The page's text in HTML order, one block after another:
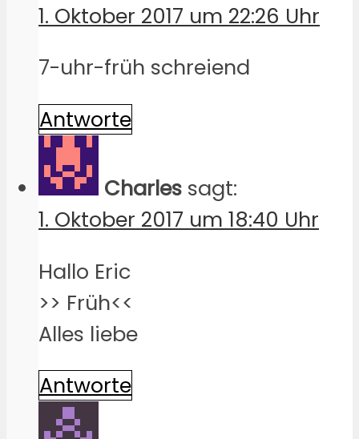
1. Oktober 2017 um 22:26 Uhr
7-uhr-früh schreiend
Antworte
Charles sagt:
1. Oktober 2017 um 18:40 Uhr
Hallo Eric
>> Früh<<
Alles liebe
Antworte